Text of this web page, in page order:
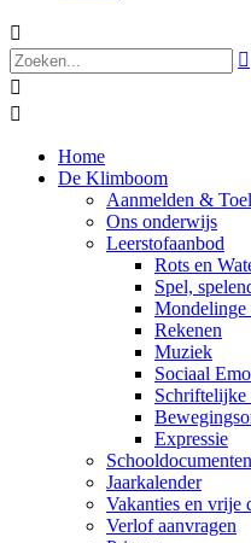




Home
De Klimboom
Aanmelden &
Ons onderwijs
Leerstofaanbod
Rots en
Spel,
Mondelinge
Rekenen
Muziek
Sociaal
Schriftelijke
Expressie
Schooldocumenten
Jaarkalender
Vakanties en vrije
Verlof aanvragen